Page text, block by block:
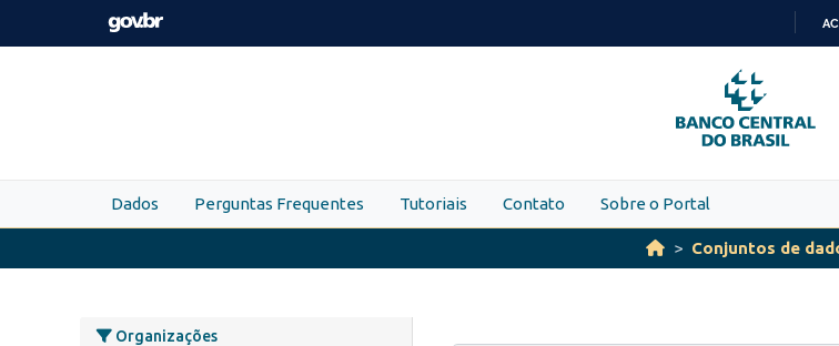
Skip to main content
PARA
O
CONTEÚDO
Dados Perguntas Frequentes Tutoriais Contato Sobre o Portal
Conjuntos de
Organizações